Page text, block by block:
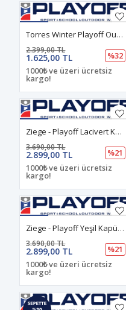
Torres Winter Playoff Outdoor Kışlık Pantolon Kırmızı
1.625,00 TL
2.399,00 TL
%32
1000₺ ve üzeri ücretsiz
kargo!
Ziege - Playoff Lacivert Kapüşonlu Yağmurluk & Rüzgarlık Teknik Ceket
2.899,00 TL
3.690,00 TL
%21
1000₺ ve üzeri ücretsiz
kargo!
Ziege - Playoff Yeşil Kapüşonlu Yağmurluk & Rüzgarlık Teknik Ceket
2.899,00 TL
3.690,00 TL
%21
1000₺ ve üzeri ücretsiz
kargo!